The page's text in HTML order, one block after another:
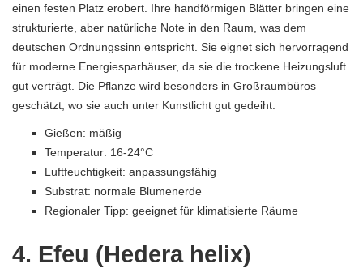
einen festen Platz erobert. Ihre handförmigen Blätter bringen eine
strukturierte, aber natürliche Note in den Raum, was dem
deutschen Ordnungssinn entspricht. Sie eignet sich hervorragend
für moderne Energiesparhäuser, da sie die trockene Heizungsluft
gut verträgt. Die Pflanze wird besonders in Großraumbüros
geschätzt, wo sie auch unter Kunstlicht gut gedeiht.
Gießen: mäßig
Temperatur: 16-24°C
Luftfeuchtigkeit: anpassungsfähig
Substrat: normale Blumenerde
Regionaler Tipp: geeignet für klimatisierte Räume
4. Efeu (Hedera helix)